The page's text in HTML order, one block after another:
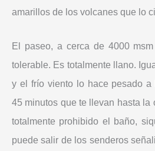
amarillos de los volcanes que lo
El paseo, a cerca de 4000
tolerable. Es totalmente llano.
y el frío viento lo hace pesado a
45 minutos que te llevan hasta la
totalmente prohibido el baño,
puede salir de los senderos